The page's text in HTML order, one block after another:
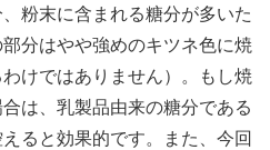
粉末に含まれる糖分が多いた
分はやや強めのキツネ色に焼
けではありません）。もし焼
は、乳製品由来の糖分である
ると効果的です。また、今回